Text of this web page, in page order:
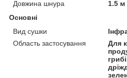
Довжина шнура
1.5 м
Основні
Вид сушки
Область застосування
Для